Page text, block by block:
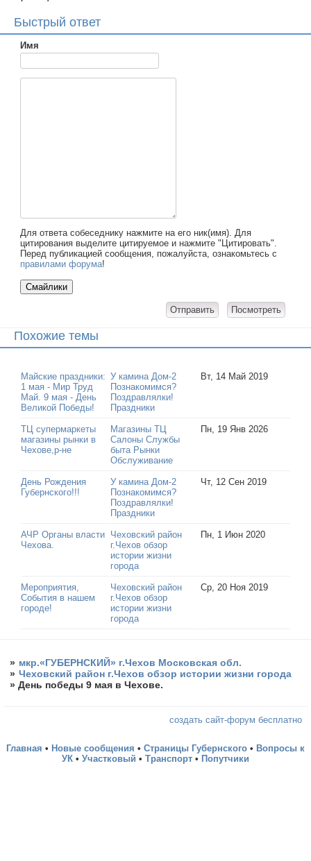
Быстрый ответ
Имя
Для ответа собеседнику нажмите на его ник(имя). Для
цитирования выделите цитируемое и нажмите "Цитировать".
Перед публикацией сообщения, пожалуйста, ознакомьтесь с
правилами форума!
Похожие темы
Майские праздники:
1 мая - Мир Труд
Май. 9 мая - День
Великой Победы!
У камина Дом-2
Познакомимся?
Поздравлялки!
Праздники
Вт, 14 Май 2019
ТЦ супермаркеты
магазины рынки в
Чехове,р-не
Магазины ТЦ
Салоны Службы
быта Рынки
Обслуживание
Пн, 19 Янв 2026
День Рождения
Губернского!!!
У камина Дом-2
Познакомимся?
Поздравлялки!
Праздники
Чт, 12 Сен 2019
АЧР Органы власти
Чехова.
Чеховский район
г.Чехов обзор
истории жизни
города
Пн, 1 Июн 2020
Мероприятия,
События в нашем
городе!
Чеховский район
г.Чехов обзор
истории жизни
города
Ср, 20 Ноя 2019
» мкр.«ГУБЕРНСКИЙ» г.Чехов Московская обл.
» Чеховский район г.Чехов обзор истории жизни города
»День победы 9 мая в Чехове.
создать сайт-форум бесплатно
Главная • Новые сообщения • Страницы Губернского • Вопросы к
УК • Участковый • Транспорт • Попутчики